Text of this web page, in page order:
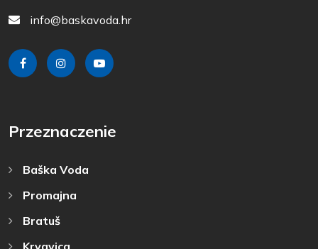
info@baskavoda.hr
Przeznaczenie
Baška Voda
Promajna
Bratuš
Krvavica